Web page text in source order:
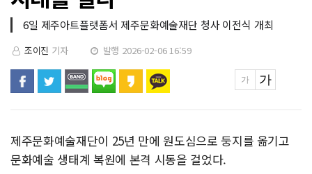
6일 제주아트플랫폼서 제주문화예술재단 청사 이전식 개최
조이진 기자 발행 2026-02-06 16:59
제주문화예술재단이 25년 만에 원도심으로 둥지를 옮기고
문화예술 생태계 복원에 본격 시동을 걸었다.